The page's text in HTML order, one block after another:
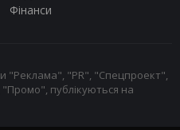
Фінанси
"Реклама", "PR", "Спецпроект",
публікуються на